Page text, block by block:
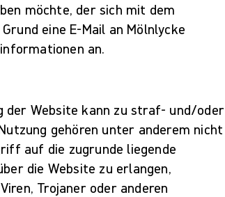
möchte, der sich mit dem
eine E-Mail an Mölnlycke
an.
der Website kann zu straf- und/oder
gehören unter anderem nicht
auf die zugrunde liegende
die Website zu erlangen,
Trojaner oder anderen